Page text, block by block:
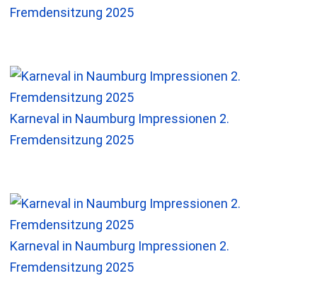
Fremdensitzung 2025
Karneval in Naumburg Impressionen 2.
Fremdensitzung 2025
Karneval in Naumburg Impressionen 2.
Fremdensitzung 2025